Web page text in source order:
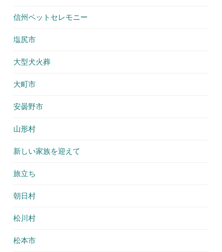
信州ペットセレモニー
塩尻市
大型犬火葬
大町市
安曇野市
山形村
新しい家族を迎えて
旅立ち
朝日村
松川村
松本市